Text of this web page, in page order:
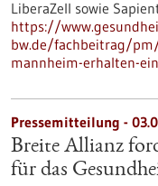
LiberaZell sowie
https://
bw.de/fachbeitrag/
mannheim-erhalten-
Pressemitteilung -
Breite Allianz
für das